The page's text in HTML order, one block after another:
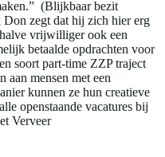
(Blijkbaar bezit
zegt dat hij zich hier erg
vrijwilliger ook een
betaalde opdrachten voor
soort part-time ZZP traject
mensen met een
kunnen ze hun creatieve
openstaande vacatures bij
Verveer